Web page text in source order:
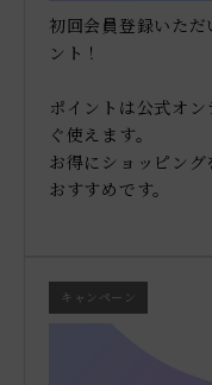
初回会員登録いた
ント！
ポイントは公式オ
ぐ使えます。
お得にショッピン
おすすめです。
キャンペーン